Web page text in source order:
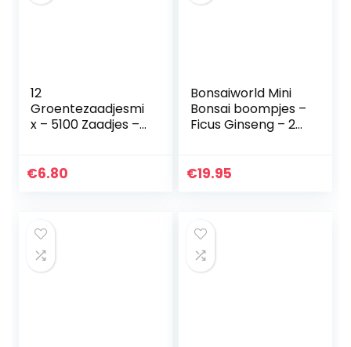
12
Groentezaadjesmi
x – 5100 Zaadjes –
Komkommer,
€6.80
Bonsaiworld Mini
Bonsai boompjes –
Ficus Ginseng – 2
cm/Hoogte +/- 21
€19.95